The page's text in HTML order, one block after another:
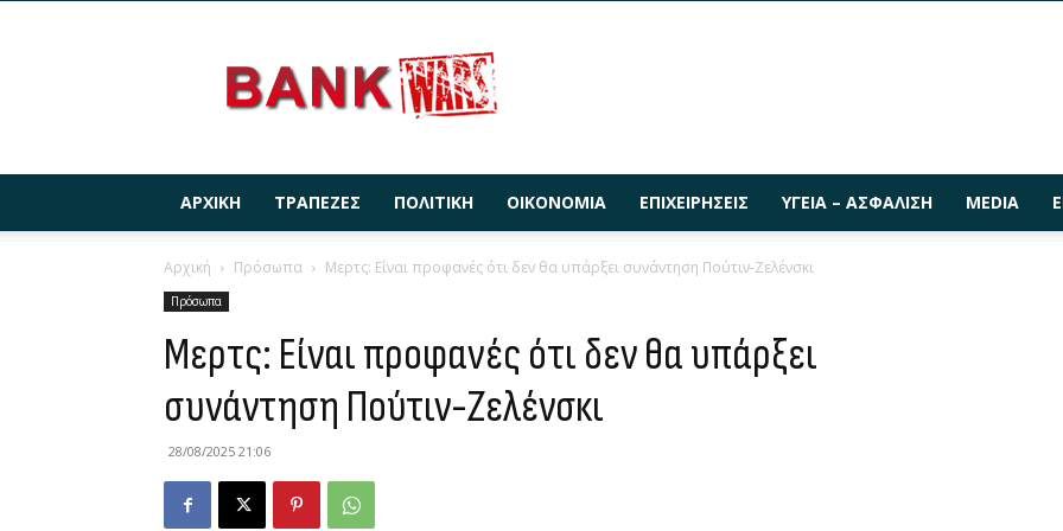
ΑΡΧΙΚΉ ΤΡΆΠΕΖΕΣ ΠΟΛΙΤΙΚΉ ΟΙΚΟΝΟΜΊΑ ΕΠΙΧΕΙΡΉΣΕΙΣ ΥΓΕΊΑ – ΑΣΦΆΛΙΣΗ MEDIA
Αρχική Πρόσωπα Μερτς: Είναι προφανές ότι δεν θα υπάρξει συνάντηση Πούτιν-Ζελένσκι
Πρόσωπα
Μερτς: Είναι προφανές ότι δεν θα υπάρξει
συνάντηση Πούτιν-Ζελένσκι
28/08/2025 21:06